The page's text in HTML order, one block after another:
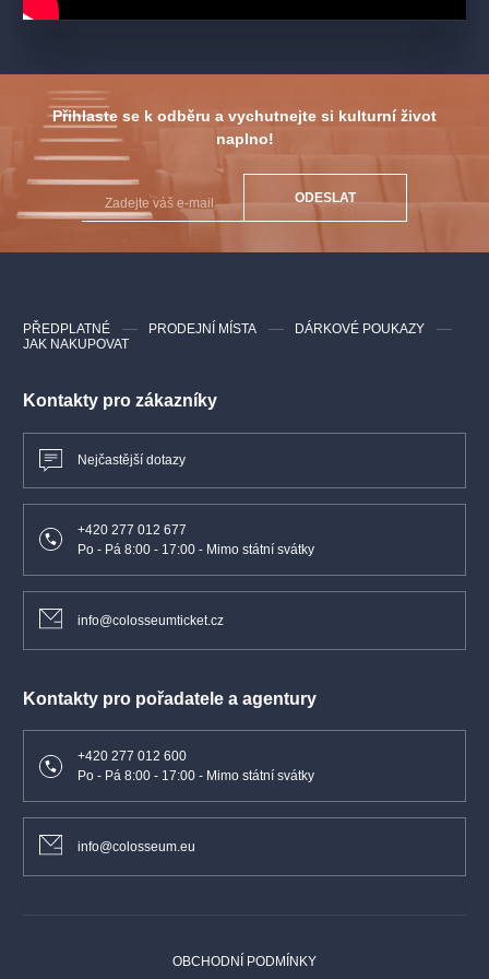
Přihlaste se k odběru a vychutnejte si kulturní život
naplno!
ODESLAT
Kontakty pro zákazníky
Nejčastější dotazy
+420 277 012 677
Po - Pá 8:00 - 17:00 - Mimo státní svátky
info@colosseumticket.cz
Kontakty pro pořadatele a agentury
+420 277 012 600
Po - Pá 8:00 - 17:00 - Mimo státní svátky
info@colosseum.eu
PŘEDPLATNÉ PRODEJNÍ MÍSTA
DÁRKOVÉ POUKAZY
JAK NAKUPOVAT
OBCHODNÍ PODMÍNKY